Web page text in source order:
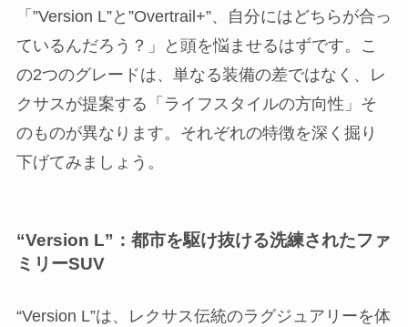
「”Version L”と”Overtrail+”、自分にはどちらが合っ
ているんだろう？」と頭を悩ませるはずです。こ
の2つのグレードは、単なる装備の差ではなく、レ
クサスが提案する「ライフスタイルの方向性」そ
のものが異なります。それぞれの特徴を深く掘り
下げてみましょう。
“Version L”：都市を駆け抜ける洗練されたファ
ミリーSUV
“Version L”は、レクサス伝統のラグジュアリーを体